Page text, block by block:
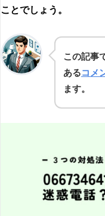
ことでしょう。
この記事
あるコメ
ます。